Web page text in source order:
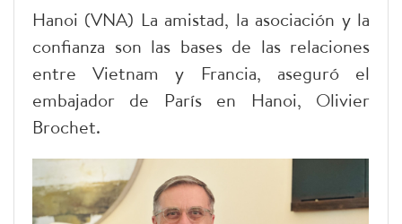
Hanoi (VNA) La amistad, la asociación y la
confianza son las bases de las relaciones
entre Vietnam y Francia, aseguró el
embajador de París en Hanoi, Olivier
Brochet.